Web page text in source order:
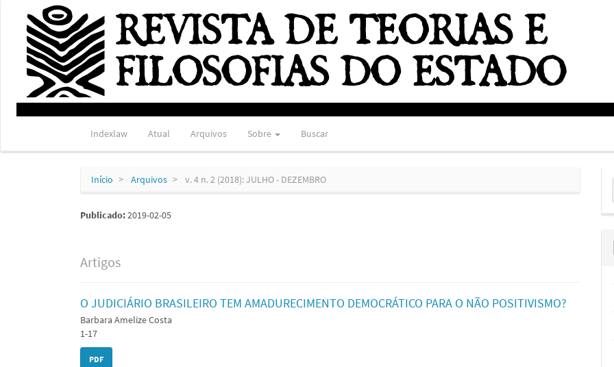
Navegação
Principal
Conteúdo
principal
Barra
Lateral
Indexlaw Atual Arquivos Sobre Buscar
Início Arquivos v. 4 n. 2 (2018): JULHO - DEZEMBRO
Publicado:2019-02-05
Artigos
O JUDICIÁRIO BRASILEIRO TEM AMADURECIMENTO DEMOCRÁTICO PARA O NÃO POSITIVISMO?
Barbara Amelize Costa
1-17
PDF